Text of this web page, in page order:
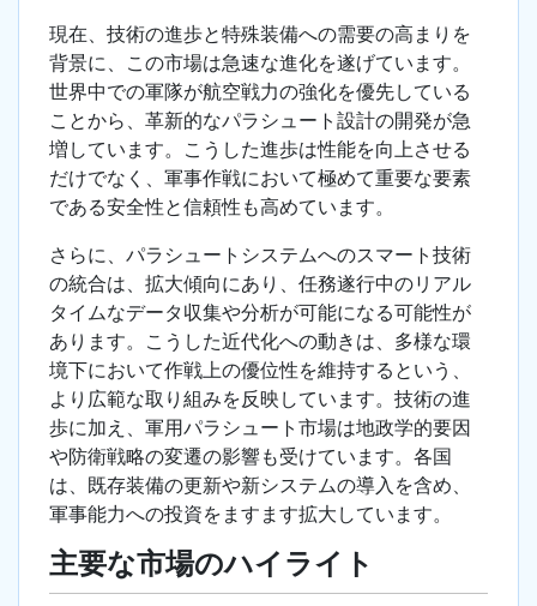
現在、技術の進歩と特殊装備への需要の高まりを
背景に、この市場は急速な進化を遂げています。
世界中での軍隊が航空戦力の強化を優先している
ことから、革新的なパラシュート設計の開発が急
増しています。こうした進歩は性能を向上させる
だけでなく、軍事作戦において極めて重要な要素
である安全性と信頼性も高めています。
さらに、パラシュートシステムへのスマート技術
の統合は、拡大傾向にあり、任務遂行中のリアル
タイムなデータ収集や分析が可能になる可能性が
あります。こうした近代化への動きは、多様な環
境下において作戦上の優位性を維持するという、
より広範な取り組みを反映しています。技術の進
歩に加え、軍用パラシュート市場は地政学的要因
や防衛戦略の変遷の影響も受けています。各国
は、既存装備の更新や新システムの導入を含め、
軍事能力への投資をますます拡大しています。
主要な市場のハイライト